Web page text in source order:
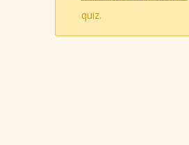
quiz.